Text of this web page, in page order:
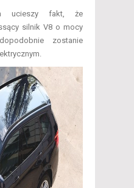
ucieszy fakt, że
silnik V8 o mocy
zostanie